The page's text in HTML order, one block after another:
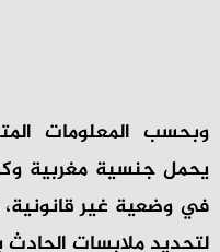
وبحسب المعلومات
يحمل جنسية مغربية
في وضعية غير قانونية،
لتحديد ملابسات الحادث